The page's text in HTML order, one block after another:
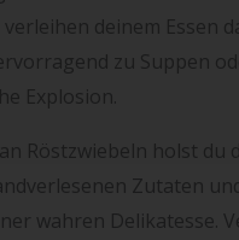
deinem Essen
zu Suppen
Explosion.
Röstzwiebeln holst du
Zutaten
wahren Delikatesse.